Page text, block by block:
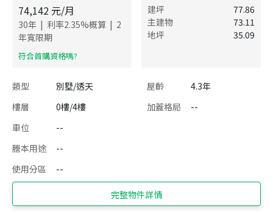
74,142 元/月
30年 | 利率2.35%概算 | 2
年寬限期
​符合首購資格嗎?
建坪
77.86
主建物
73.11
地坪
35.09
類型 別墅/透天 屋齡
4.3年
樓層
0樓/4樓 加蓋格局
--
車位
--
謄本用途
--
使用分區
--
完整物件詳情